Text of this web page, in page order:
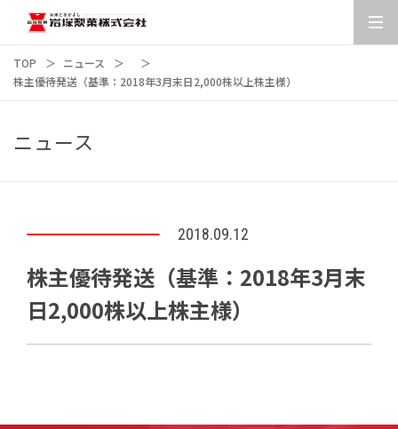
TOP
ニュース
株主優待発送（基準：2018年3月末日2,000株以上株主様）
ニュース
2018.09.12
株主優待発送（基準：2018年3月末
日2,000株以上株主様）